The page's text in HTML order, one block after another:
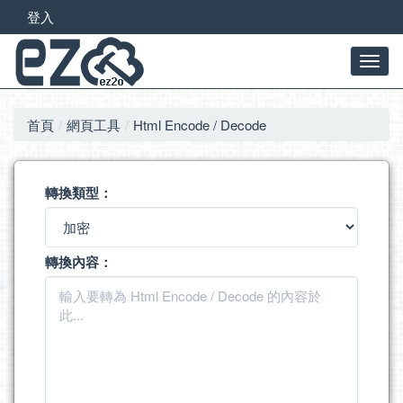
登入
首頁 網頁工具 Html Encode / Decode
轉換類型：
轉換內容：